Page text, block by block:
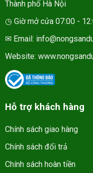
Thành phố Hà Nội
◷ Giờ mở cửa 07:00 -
✉ Email:
Website:
Hỗ trợ khách hàng
Chính sách giao hàng
Chính sách đổi trả
Chính sách hoàn tiền